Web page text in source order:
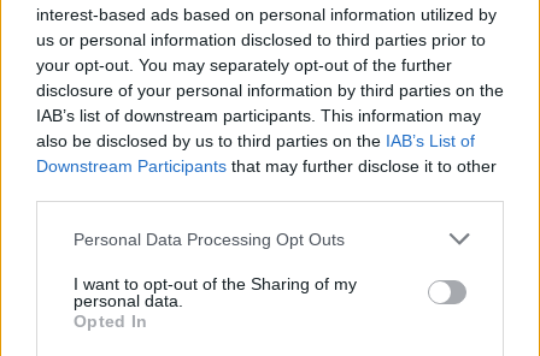
interest-based ads based on personal information utilized by
us or personal information disclosed to third parties prior to
your opt-out. You may separately opt-out of the further
disclosure of your personal information by third parties on the
IAB’s list of downstream participants. This information may
also be disclosed by us to third parties on the IAB’s List of
Downstream Participants that may further disclose it to other
Please note that this website/app uses one or more Google
not limited to your visit or usage behaviour. You may click to
grant or deny consent to Google and its third-party tags to
use your data for below specified purposes in below Google
Personal Data Processing Opt Outs
I want to opt-out of the Sharing of my
personal data.
Opted In
«Χαστούκι» και από τον Νετανιάχου
Την έντονη ενόχλησή του για τον τρόπο με τον
οποίομεταχειρίστηκαν οι ισραηλινές Αρχές
τους ακτιβιστές από τον «στολίσκο της
Νετανιάχου.
Μάλιστα, προχώρησε ακόμη και σε σπάνια